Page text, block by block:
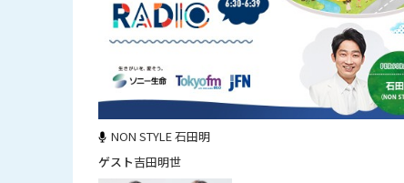
HOT NEWS 最新情報
GUEST ゲスト情報
SPECIALタイアップ企画
MHz
NON STYLE 石田明
吉田明世